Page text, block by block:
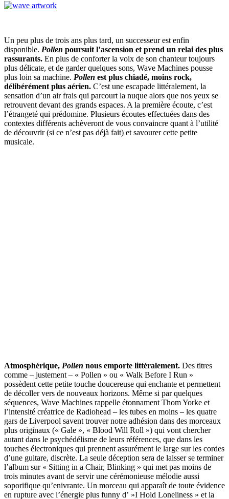
Un peu plus de trois ans plus tard, un successeur est enfin
disponible. Pollen poursuit l’ascension et prend un relai des plus
rassurants. En plus de conforter la voix de son chanteur toujours
plus délicate, et de garder quelques sons, Wave Machines pousse
plus loin sa machine. Pollen est plus chiadé, moins rock,
délibérément plus aérien. C’est une escapade littéralement, la
sensation d’un air frais qui parcourt la nuque alors que nos yeux se
retrouvent devant des grands espaces. A la première écoute, c’est
l’étrangeté qui prédomine. Plusieurs écoutes effectuées dans des
contextes différents achèveront de vous convaincre quant à l’utilité
de découvrir (si ce n’est pas déjà fait) et savourer cette petite
musicale.
Atmosphérique, Pollen nous emporte littéralement. Des titres
comme – justement – « Pollen » ou « Walk Before I Run »
possèdent cette petite touche doucereuse qui enchante et permettent
de décoller vers de nouveaux horizons. Même si par quelques
séquences, Wave Machines rappelle étonnament Thom Yorke et
l’intensité créatrice de Radiohead – les tubes en moins – les quatre
gars de Liverpool savent trouver notre adhésion dans des morceaux
plus originaux (« Gale », « Blood Will Roll ») qui vont chercher
autant dans le psychédélisme de leurs références, que dans les
touches électroniques qui prennent assurément le large sur les cordes
d’une guitare, discrète. La seule déception sera de laisser se terminer
l’album sur « Sitting in a Chair, Blinking » qui met pas moins de
trois minutes avant de servir une cérémonieuse mélodie aussi
soporifique qu’enivrante. Un morceau qui apparaît de toute évidence
en rupture avec l’énergie plus funny d’ »I Hold Loneliness » et la